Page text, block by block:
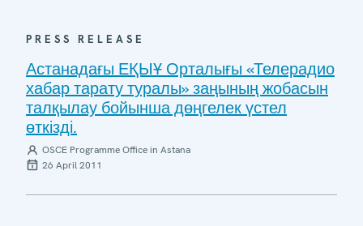
PRESS RELEASE
Астанадағы ЕҚЫҰ Орталығы «Телерадио
хабар тарату туралы» заңының жобасын
талқылау бойынша дөңгелек үстел
өткізді.
OSCE Programme Office in Astana
26 April 2011